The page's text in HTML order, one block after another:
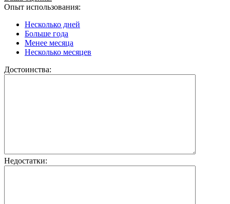
Опыт использования:
Несколько дней
Больше года
Менее месяца
Несколько месяцев
Достоинства:
Недостатки: